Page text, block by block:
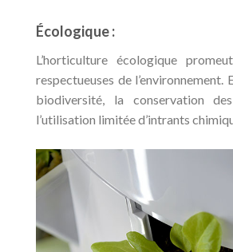
Écologique :
L’horticulture écologique
respectueuses de l’environnement.
biodiversité, la conservation
l’utilisation limitée d’intrants